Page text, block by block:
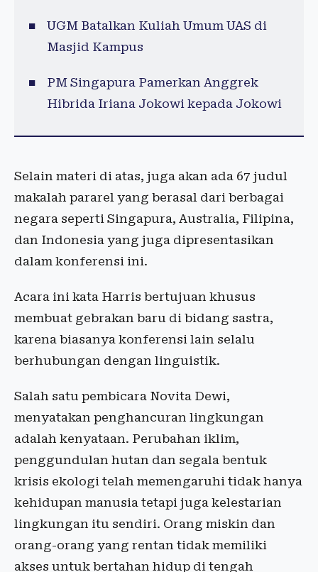
UGM Batalkan Kuliah Umum UAS di
Masjid Kampus
PM Singapura Pamerkan Anggrek
Hibrida Iriana Jokowi kepada Jokowi
Selain materi di atas, juga akan ada 67 judul
makalah pararel yang berasal dari berbagai
negara seperti Singapura, Australia, Filipina,
dan Indonesia yang juga dipresentasikan
dalam konferensi ini.
Acara ini kata Harris bertujuan khusus
membuat gebrakan baru di bidang sastra,
karena biasanya konferensi lain selalu
berhubungan dengan linguistik.
Salah satu pembicara Novita Dewi,
menyatakan penghancuran lingkungan
adalah kenyataan. Perubahan iklim,
penggundulan hutan dan segala bentuk
krisis ekologi telah memengaruhi tidak hanya
kehidupan manusia tetapi juga kelestarian
lingkungan itu sendiri. Orang miskin dan
orang-orang yang rentan tidak memiliki
akses untuk bertahan hidup di tengah